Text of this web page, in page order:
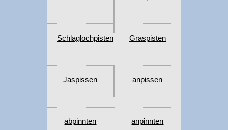
Schlaglochpisten Graspisten
Jaspissen anpissen
abpinnten anpinnten